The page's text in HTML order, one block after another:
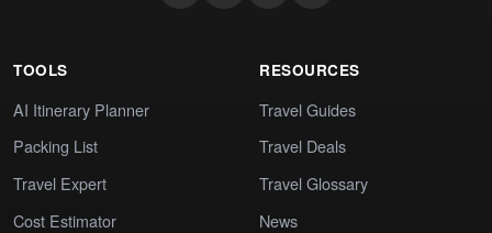
TOOLS
AI Itinerary Planner
Packing List
Travel Expert
Cost Estimator
RESOURCES
Travel Guides
Travel Deals
Travel Glossary
News